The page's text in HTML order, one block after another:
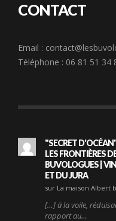
CONTACT
Email :
Téléphone : 06 81 51 34
"SECRET
LES FRONTIÈRES
BUVOLOGUES |
ET DU JURA
sur La maison Albert
[…] à la voile,
rapport au…